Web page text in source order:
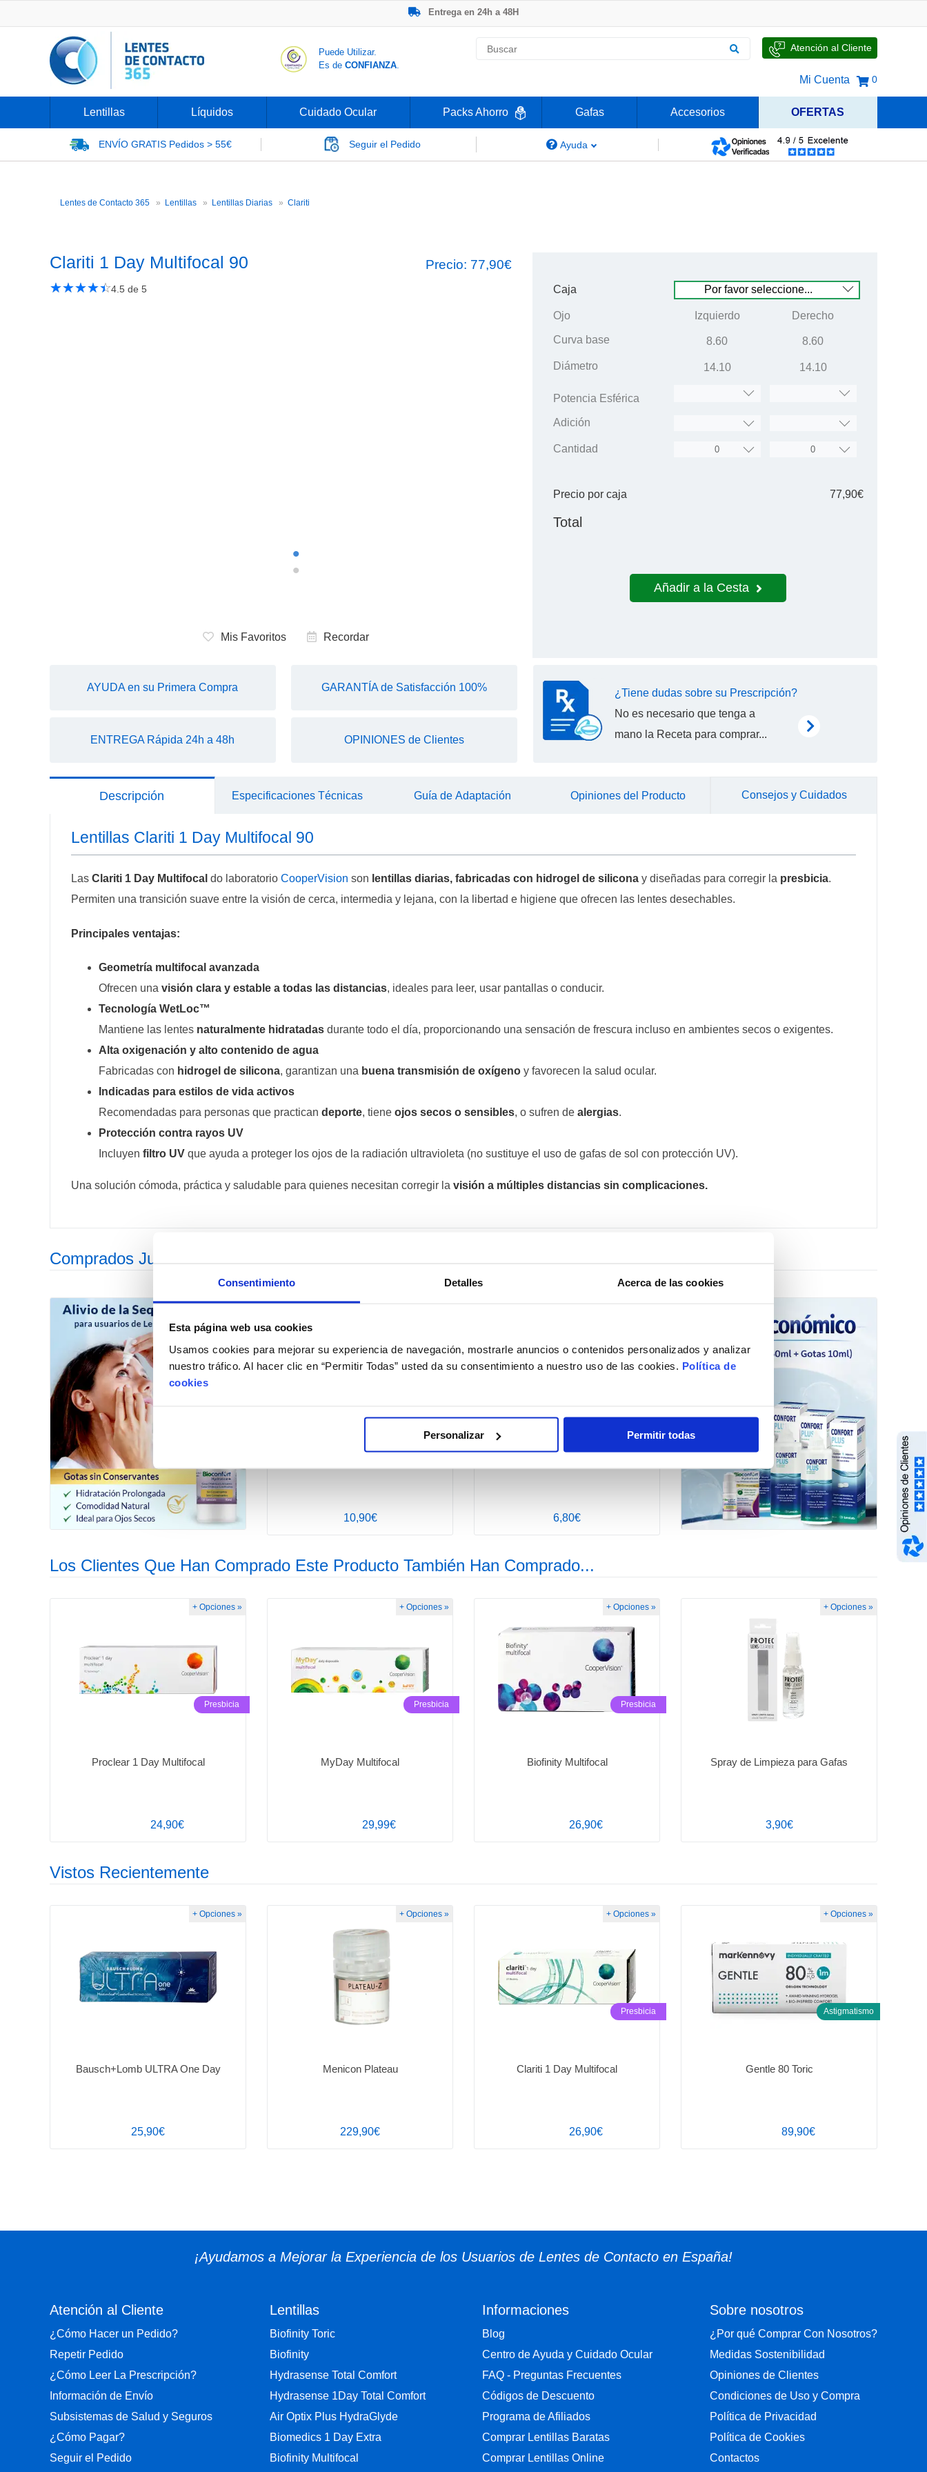
Consentimiento Detalles Acerca de las cookies
Esta página web usa cookies
Usamos cookies para mejorar su experiencia de navegación, mostrarle anuncios o contenidos personalizados y analizar
nuestro tráfico. Al hacer clic en “Permitir Todas” usted da su consentimiento a nuestro uso de las cookies. Política de
cookies
Personalizar Permitir todas
Entrega en 24h a 48H
Nº1 en Opinión de los Clientes
Puede Utilizar.
Es de CONFIANZA.
Atención al Cliente
Mi Cuenta 0
Lentillas Líquidos Cuidado Ocular Packs Ahorro Gafas Accesorios OFERTAS
ENVÍO GRATIS Pedidos > 55€ Seguir el Pedido Ayuda
Lentes de Contacto 365 Lentillas Lentillas Diarias Clariti
Clariti 1 Day Multifocal 90
★★★★★
☆☆☆☆☆4.5 de 5
Precio: 77,90€
Mis Favoritos Recordar
Caja
Ojo Izquierdo Derecho
Curva base 8.60 8.60
Diámetro 14.10 14.10
Potencia Esférica
Adición
Cantidad
Precio por caja 77,90€
Total
Añadir a la Cesta
AYUDA en su Primera Compra
ENTREGA Rápida 24h a 48h
GARANTÍA de Satisfacción 100%
OPINIONES de Clientes
¿Tiene dudas sobre su Prescripción?
No es necesario que tenga a
mano la Receta para comprar...
Descripción Especificaciones Técnicas Guía de Adaptación Opiniones del Producto Consejos y Cuidados
Lentillas Clariti 1 Day Multifocal 90
Las Clariti 1 Day Multifocal do laboratorio CooperVision son lentillas diarias, fabricadas con hidrogel de silicona y diseñadas para corregir la presbicia.
Permiten una transición suave entre la visión de cerca, intermedia y lejana, con la libertad e higiene que ofrecen las lentes desechables.
Principales ventajas:
Geometría multifocal avanzada
Ofrecen una visión clara y estable a todas las distancias, ideales para leer, usar pantallas o conducir.
Tecnología WetLoc™
Mantiene las lentes naturalmente hidratadas durante todo el día, proporcionando una sensación de frescura incluso en ambientes secos o exigentes.
Alta oxigenación y alto contenido de agua
Fabricadas con hidrogel de silicona, garantizan una buena transmisión de oxígeno y favorecen la salud ocular.
Indicadas para estilos de vida activos
Recomendadas para personas que practican deporte, tiene ojos secos o sensibles, o sufren de alergias.
Protección contra rayos UV
Incluyen filtro UV que ayuda a proteger los ojos de la radiación ultravioleta (no sustituye el uso de gafas de sol con protección UV).
Una solución cómoda, práctica y saludable para quienes necesitan corregir la visión a múltiples distancias sin complicaciones.
Comprados Juntos Habitualmente
Acuaiss Toallitas
10,90€
Estuche para lentillas diarias Deporte
6,80€
Los Clientes Que Han Comprado Este Producto También Han Comprado...
Proclear 1 Day Multifocal
24,90€
Presbicia
+ Opciones »
MyDay Multifocal
29,99€
Presbicia
+ Opciones »
Biofinity Multifocal
26,90€
Presbicia
+ Opciones »
Spray de Limpieza para Gafas
3,90€
+ Opciones »
Vistos Recientemente
Bausch+Lomb ULTRA One Day
25,90€
+ Opciones »
Menicon Plateau
229,90€
+ Opciones »
Clariti 1 Day Multifocal
26,90€
Presbicia
+ Opciones »
Gentle 80 Toric
89,90€
Astigmatismo
+ Opciones »
¡Ayudamos a Mejorar la Experiencia de los Usuarios de Lentes de Contacto en España!
Atención al Cliente
¿Cómo Hacer un Pedido?
Repetir Pedido
¿Cómo Leer La Prescripción?
Información de Envío
Subsistemas de Salud y Seguros
¿Cómo Pagar?
Seguir el Pedido
Lentillas
Biofinity Toric
Biofinity
Hydrasense Total Comfort
Hydrasense 1Day Total Comfort
Air Optix Plus HydraGlyde
Biomedics 1 Day Extra
Biofinity Multifocal
Informaciones
Blog
Centro de Ayuda y Cuidado Ocular
FAQ - Preguntas Frecuentes
Códigos de Descuento
Programa de Afiliados
Comprar Lentillas Baratas
Comprar Lentillas Online
Sobre nosotros
¿Por qué Comprar Con Nosotros?
Medidas Sostenibilidad
Opiniones de Clientes
Condiciones de Uso y Compra
Política de Privacidad
Política de Cookies
Contactos